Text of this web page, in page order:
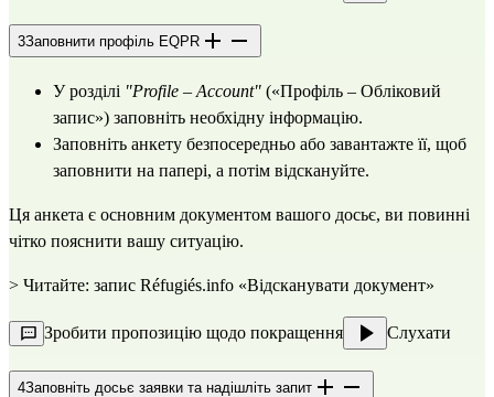
3Заповнити профіль EQPR
У розділі "Profile – Account" («Профіль – Обліковий
запис») заповніть необхідну інформацію.
Заповніть анкету безпосередньо або завантажте її, щоб
заповнити на папері, а потім відскануйте.
Ця анкета є основним документом вашого досьє, ви повинні
чітко пояснити вашу ситуацію.
> Читайте: запис Réfugiés.info «Відсканувати документ»
Зробити пропозицію щодо покращення Слухати
4Заповніть досьє заявки та надішліть запит